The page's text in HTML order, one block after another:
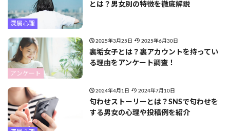
深層心理
とは？男女別の特徴を徹底解説
アンケート
2025年3月25日 2025年6月30日
裏垢女子とは？裏アカウントを持ってい
る理由をアンケート調査！
2024年4月1日 2024年7月10日
匂わせストーリーとは？SNSで匂わせを
する男女の心理や投稿例を紹介